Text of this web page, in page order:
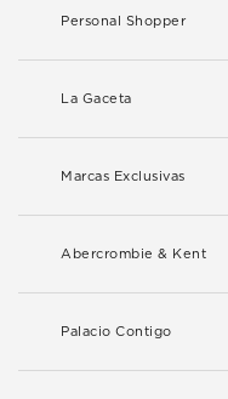
Personal Shopper
La Gaceta
Marcas Exclusivas
Abercrombie & Kent
Palacio Contigo